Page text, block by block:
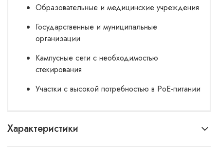
Образовательные и медицинские учреждения
Государственные и муниципальные
организации
Кампусные сети с необходимостью
стекирования
Участки с высокой потребностью в PoE-питании
Характеристики